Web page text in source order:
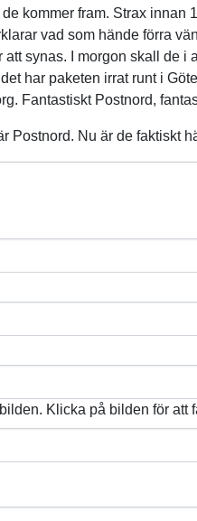
kommer fram. Strax innan
vad som hände förra
synas. I morgon skall de i
har paketen irrat runt i
Fantastiskt Postnord,
Postnord. Nu är de faktiskt
Klicka på bilden för att